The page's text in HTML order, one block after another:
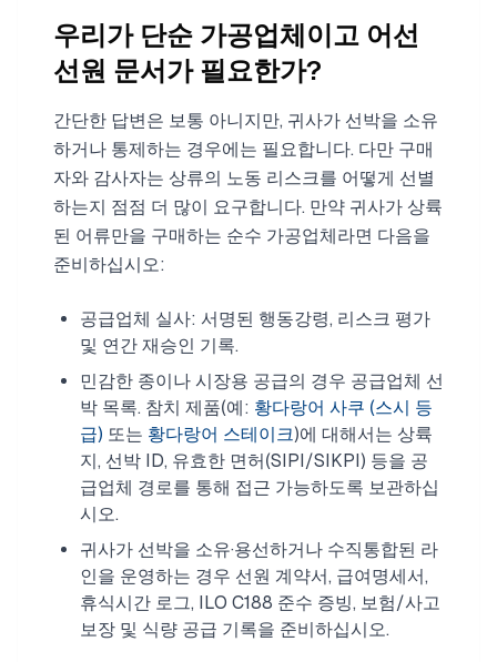
우리가 단순 가공업체이고 어선
선원 문서가 필요한가?
간단한 답변은 보통 아니지만, 귀사가 선박을 소유
하거나 통제하는 경우에는 필요합니다. 다만 구매
자와 감사자는 상류의 노동 리스크를 어떻게 선별
하는지 점점 더 많이 요구합니다. 만약 귀사가 상륙
된 어류만을 구매하는 순수 가공업체라면 다음을
준비하십시오:
공급업체 실사: 서명된 행동강령, 리스크 평가
및 연간 재승인 기록.
민감한 종이나 시장용 공급의 경우 공급업체 선
박 목록. 참치 제품(예: 황다랑어 사쿠 (스시 등
급) 또는 황다랑어 스테이크)에 대해서는 상륙
지, 선박 ID, 유효한 면허(SIPI/SIKPI) 등을 공
급업체 경로를 통해 접근 가능하도록 보관하십
시오.
귀사가 선박을 소유·용선하거나 수직통합된 라
인을 운영하는 경우 선원 계약서, 급여명세서,
휴식시간 로그, ILO C188 준수 증빙, 보험/사고
보장 및 식량 공급 기록을 준비하십시오.